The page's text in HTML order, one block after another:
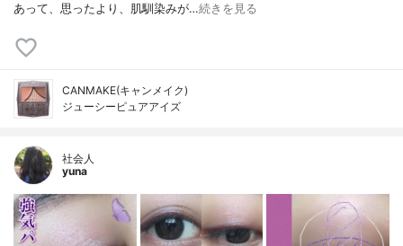
あって、思ったより、肌馴染みが…続きを見る
CANMAKE(キャンメイク)
ジューシーピュアアイズ
社会人
yuna